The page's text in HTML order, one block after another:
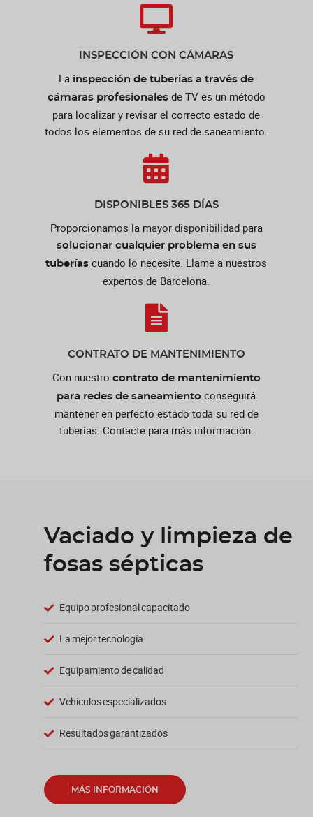
INSPECCIÓN CON CÁMARAS
La inspección de tuberías a través de
cámaras profesionalesde TV es un método
para localizar y revisar el correcto estado de
todos los elementos de su red de saneamiento.
DISPONIBLES 365 DÍAS
Proporcionamos la mayor disponibilidad para
solucionar cualquier problema en sus
tuberías cuando lo necesite. Llame a nuestros
expertos de Barcelona.
CONTRATO DE MANTENIMIENTO
Con nuestro contrato de mantenimiento
para redes de saneamiento conseguirá
mantener en perfecto estado toda su red de
tuberías. Contacte para más información.
Vaciado y limpieza de
fosas sépticas
Equipo profesional capacitado
La mejor tecnología
Equipamiento de calidad
Vehículos especializados
Resultados garantizados
MÁS INFORMACIÓN